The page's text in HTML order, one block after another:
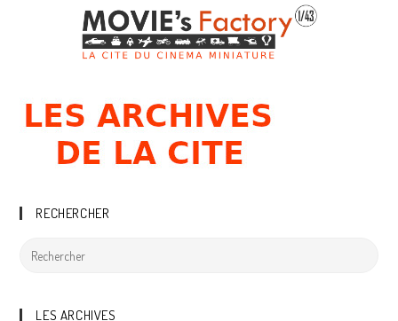
RECHERCHER
LES ARCHIVES